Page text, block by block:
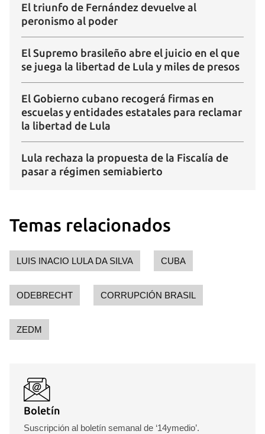
Guardar como favorito
Para poder guardar como favorito, primero has de
iniciar sesión con tu cuenta de 14ymedio.
INICIAR SESIÓN
El triunfo de Fernández devuelve al
peronismo al poder
El Supremo brasileño abre el juicio en el que
se juega la libertad de Lula y miles de presos
El Gobierno cubano recogerá firmas en
escuelas y entidades estatales para reclamar
la libertad de Lula
Lula rechaza la propuesta de la Fiscalía de
pasar a régimen semiabierto
Temas relacionados
LUIS INACIO LULA DA SILVA CUBA
ODEBRECHT CORRUPCIÓN BRASIL
ZEDM
Boletín
Suscripción al boletín semanal de ‘14ymedio’.